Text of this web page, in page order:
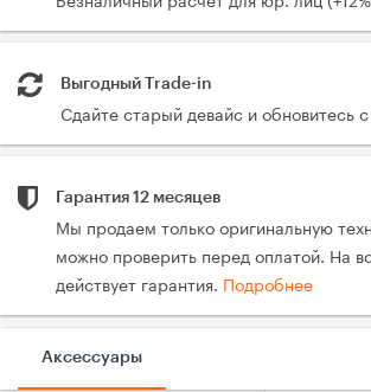
Выгодный Trade-in
Сдайте старый девайс и обновитесь
Гарантия 12 месяцев
Мы продаем только оригинальную
можно проверить перед оплатой. На
действует гарантия. Подробнее
Аксессуары